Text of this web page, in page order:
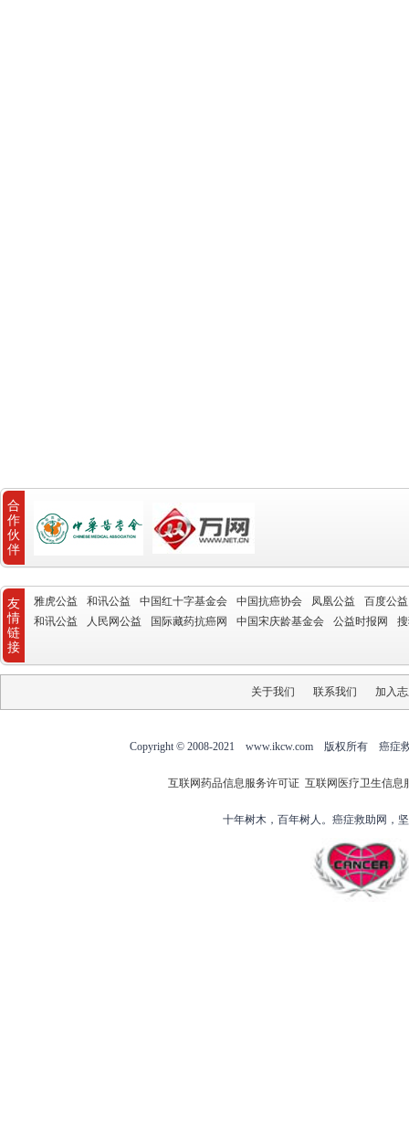
合
作
伙
伴
友
情
链
接
雅虎公益 和讯公益 中国红十字基金会 中国抗癌协会 凤凰公益
百度公益
和讯公益
人民网公益 国际藏药抗癌网 中国宋庆龄基金会 公益时报网
关于我们 联系我们 加入
Copyright © 2008-2021 www.ikcw.com 版权所有 癌症
互联网药品信息服务许可证 互联网医疗卫生信息
十年树木，百年树人。癌症救助网，